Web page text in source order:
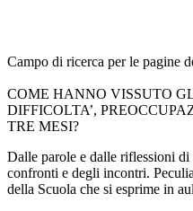
Campo di ricerca per le pagine
COME HANNO VISSUTO
DIFFICOLTA’,
TRE MESI?
Dalle parole e dalle riflessioni
confronti e degli incontri.
della Scuola che si esprime in